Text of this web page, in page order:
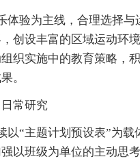
体验为主线，合理选择与
创设丰富的区域运动环
织实施中的教育策略，
。
日常研究
以“主题计划预设表”为载
以班级为单位的主动思